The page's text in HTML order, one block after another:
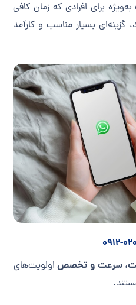
برای افرادی که زمان کافی
گزینه‌ای بسیار مناسب و کارآمد
0912-
سرعت و تخصص اولویت‌های